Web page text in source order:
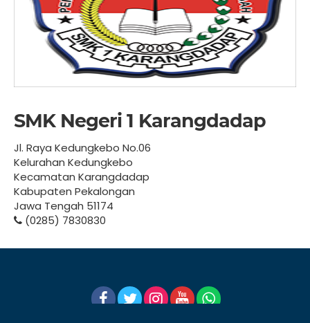
SMK Negeri 1 Karangdadap
Jl. Raya Kedungkebo No.06
Kelurahan Kedungkebo
Kecamatan Karangdadap
Kabupaten Pekalongan
Jawa Tengah 51174
(0285) 7830830